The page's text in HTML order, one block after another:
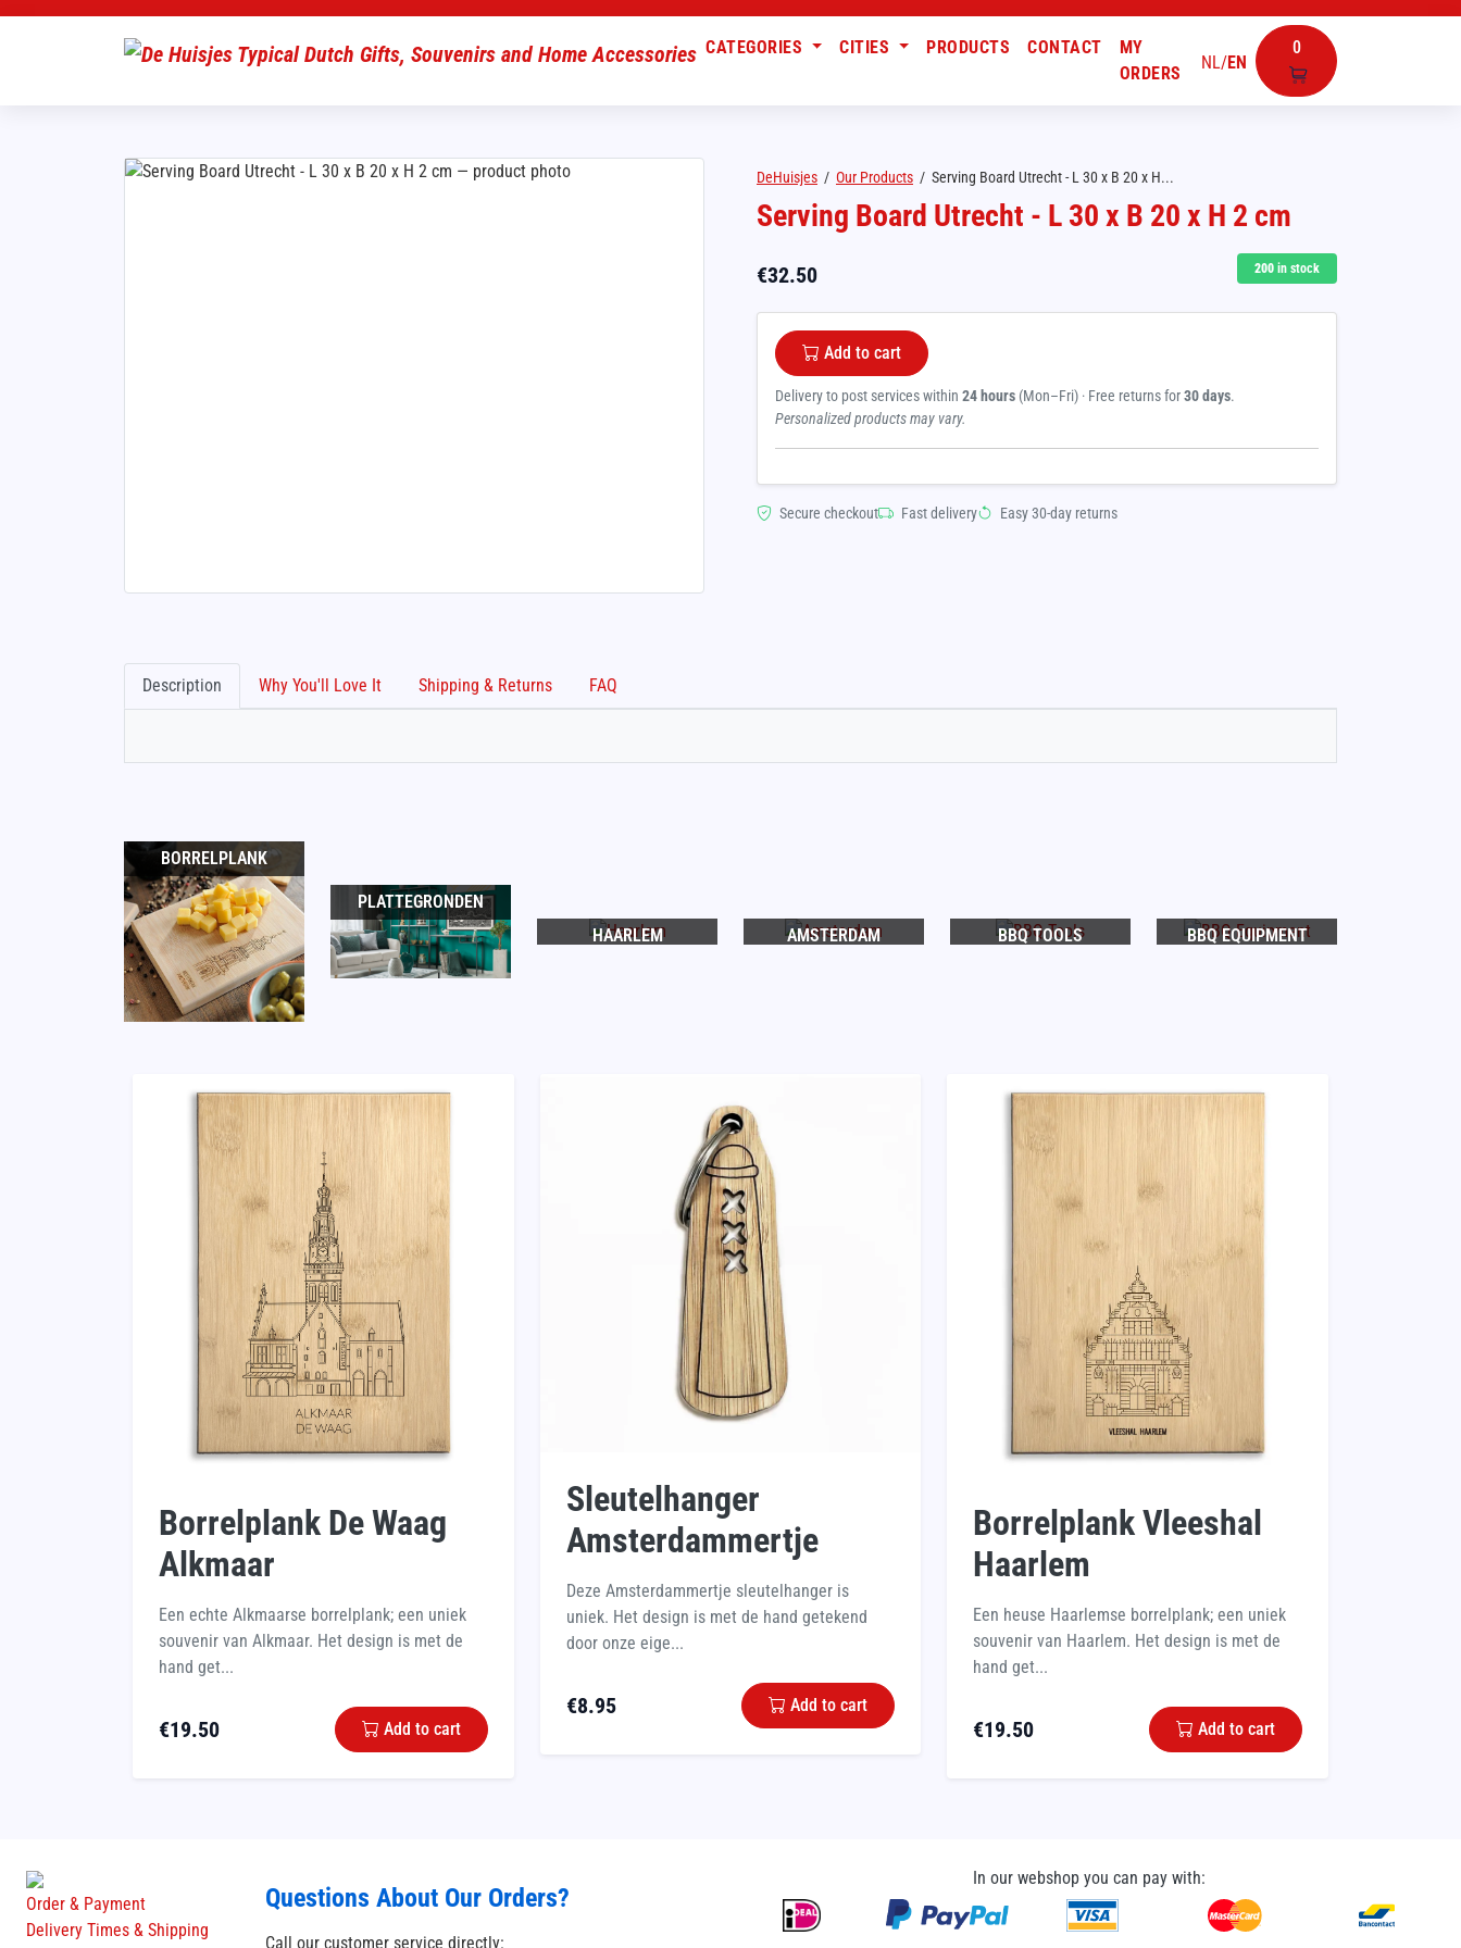
NL/EN
0
CATEGORIES CITIES PRODUCTS CONTACT
MY
ORDERS
DeHuisjes / Our Products / Serving Board Utrecht - L 30 x B 20 x H...
Serving Board Utrecht - L 30 x B 20 x H 2 cm
€32.50 200 in stock
Add to cart
Delivery to post services within 24 hours (Mon–Fri) · Free returns for30 days.
Personalized products may vary.
Secure checkout Fast delivery Easy 30-day returns
Description Why You'll Love It Shipping & Returns FAQ
BORRELPLANK
PLATTEGRONDEN
HAARLEM
AMSTERDAM BBQ TOOLS BBQ EQUIPMENT
Borrelplank De Waag
Alkmaar
Een echte Alkmaarse borrelplank; een uniek
souvenir van Alkmaar. Het design is met de
hand get...
€19.50 Add to cart
Sleutelhanger
Amsterdammertje
Deze Amsterdammertje sleutelhanger is
uniek. Het design is met de hand getekend
door onze eige...
€8.95 Add to cart
Borrelplank Vleeshal
Haarlem
Een heuse Haarlemse borrelplank; een uniek
souvenir van Haarlem. Het design is met de
hand get...
€19.50 Add to cart
Order & Payment
Delivery Times & Shipping
Questions About Our Orders?
Call our customer service directly:
In our webshop you can pay with: